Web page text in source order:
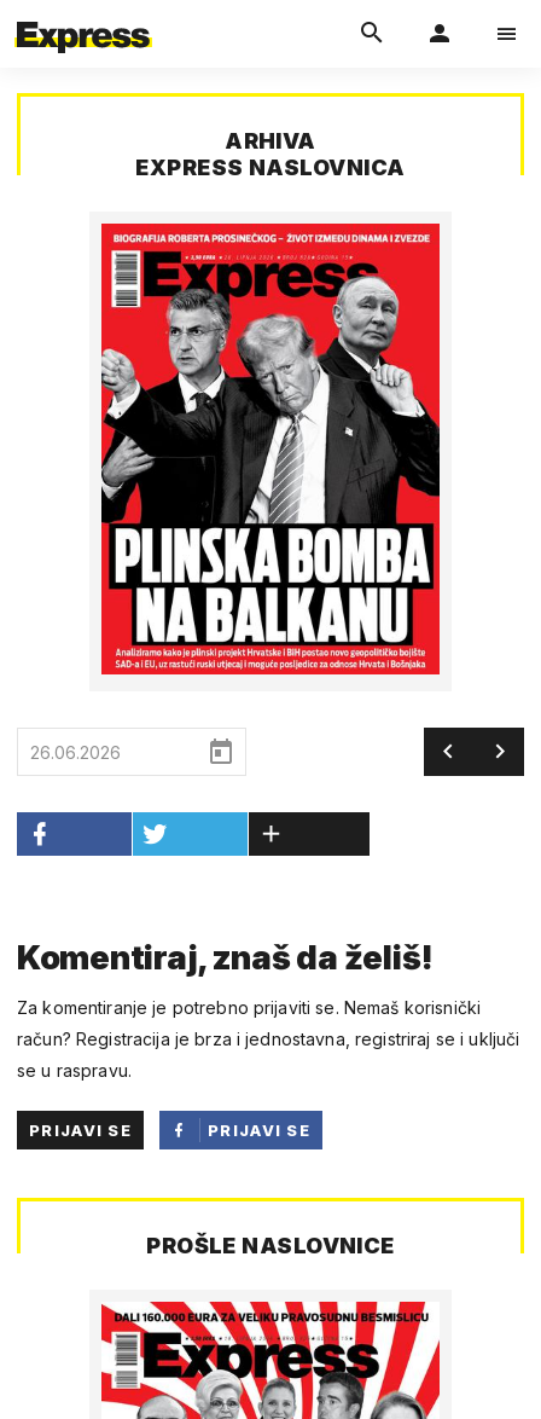
ARHIVA
EXPRESS NASLOVNICA
26.06.2026
Komentiraj, znaš da želiš!
Za komentiranje je potrebno prijaviti se. Nemaš korisnički
račun? Registracija je brza i jednostavna, registriraj se i uključi
se u raspravu.
PRIJAVI SE
PRIJAVI SE
FACEBOOKA
PROŠLE NASLOVNICE